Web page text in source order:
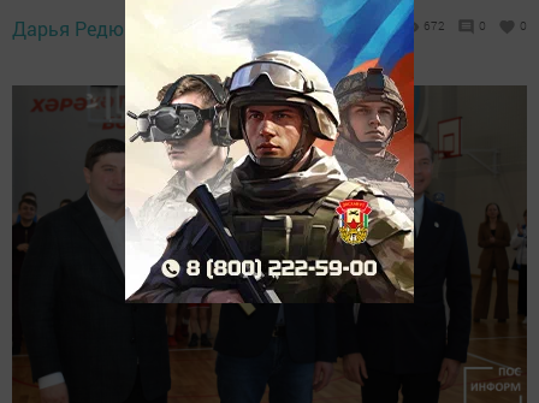
Дарья Редюкова,
19 февраля 2026 -
672 0 0